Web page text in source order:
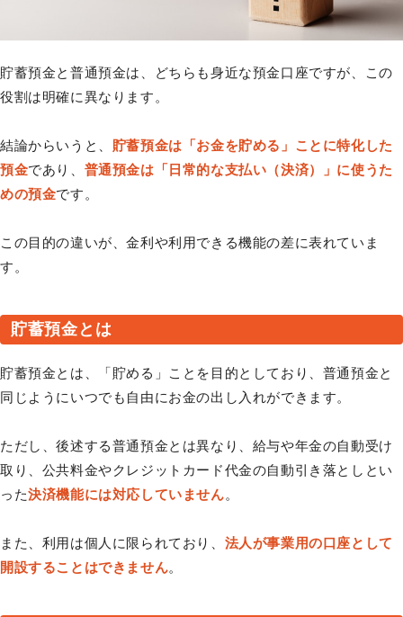
貯蓄預金と普通預金は、どちらも身近な預金口座ですが、この
役割は明確に異なります。
結論からいうと、 貯蓄預金は「お金を貯める」ことに特化した
預金であり、 普通預金は「日常的な支払い（決済）」に使うた
めの預金です。
この目的の違いが、金利や利用できる機能の差に表れていま
す。
貯蓄預金とは
貯蓄預金とは、「貯める」ことを目的としており、普通預金と
同じようにいつでも自由にお金の出し入れができます。
ただし、後述する普通預金とは異なり、給与や年金の自動受け
取り、公共料金やクレジットカード代金の自動引き落としとい
った決済機能には対応していません。
また、利用は個人に限られており、 法人が事業用の口座として
開設することはできません。